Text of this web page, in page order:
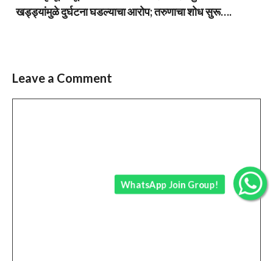
खड्ड्यांमुळे दुर्घटना घडल्याचा आरोप; तरुणाचा शोध सुरू….
Leave a Comment
WhatsApp Join Group!